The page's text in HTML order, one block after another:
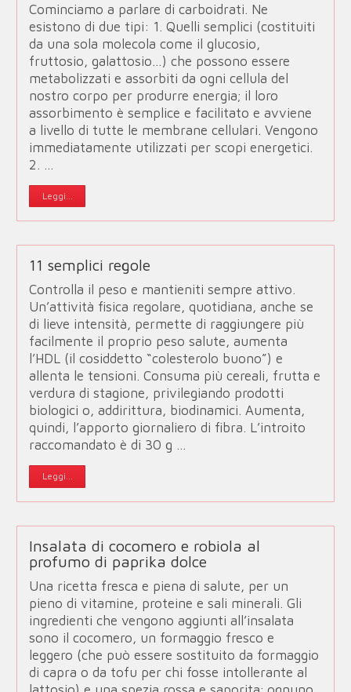
Cominciamo a parlare di carboidrati. Ne
esistono di due tipi: 1. Quelli semplici (costituiti
da una sola molecola come il glucosio,
fruttosio, galattosio…) che possono essere
metabolizzati e assorbiti da ogni cellula del
nostro corpo per produrre energia; il loro
assorbimento è semplice e facilitato e avviene
a livello di tutte le membrane cellulari. Vengono
immediatamente utilizzati per scopi energetici.
2. …
Leggi...
11 semplici regole
Controlla il peso e mantieniti sempre attivo.
Un’attività fisica regolare, quotidiana, anche se
di lieve intensità, permette di raggiungere più
facilmente il proprio peso salute, aumenta
l’HDL (il cosiddetto “colesterolo buono”) e
allenta le tensioni. Consuma più cereali, frutta e
verdura di stagione, privilegiando prodotti
biologici o, addirittura, biodinamici. Aumenta,
quindi, l’apporto giornaliero di fibra. L’introito
raccomandato è di 30 g …
Leggi...
Insalata di cocomero e robiola al
profumo di paprika dolce
Una ricetta fresca e piena di salute, per un
pieno di vitamine, proteine e sali minerali. Gli
ingredienti che vengono aggiunti all’insalata
sono il cocomero, un formaggio fresco e
leggero (che può essere sostituito da formaggio
di capra o da tofu per chi fosse intollerante al